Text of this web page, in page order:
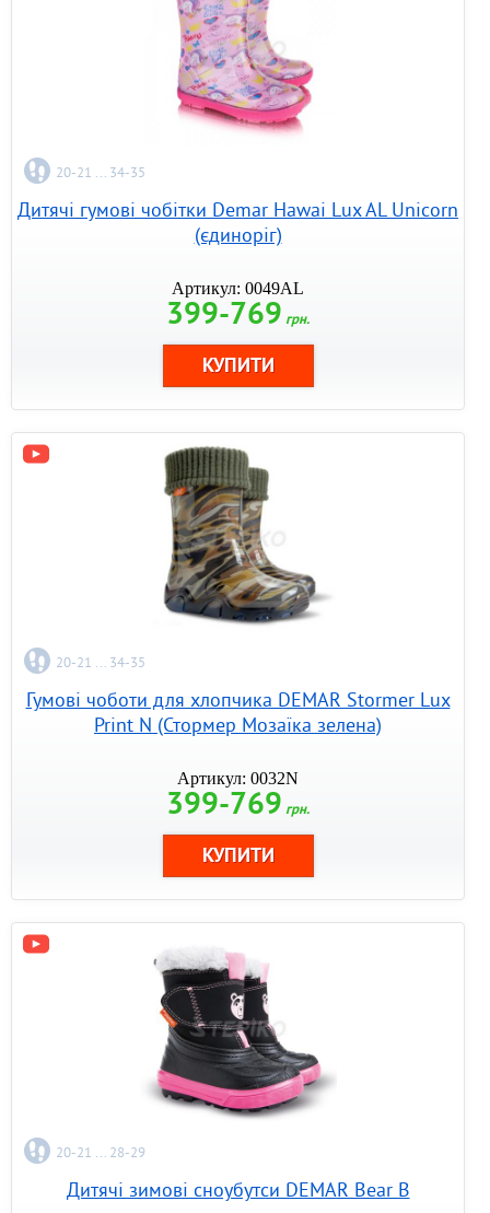
20-21 ... 34-35
Дитячі гумові чобітки Demar Hawai Lux AL Unicorn
(єдиноріг)
Артикул: 0049AL
399-769 грн.
20-21 ... 34-35
Гумові чоботи для хлопчика DEMAR Stormer Lux
Print N (Стормер Мозаїка зелена)
Артикул: 0032N
399-769 грн.
20-21 ... 28-29
Дитячі зимові сноубутси DEMAR Bear B